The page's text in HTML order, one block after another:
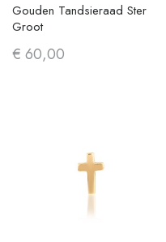
Gouden Tandsieraad Ster
Groot
€ 60,00